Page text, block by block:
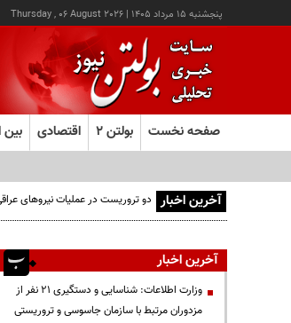
پنجشنبه ۱۵ مرداد ۱۴۰۵ |
Thursday , 06 August 2026
صفحه نخست بولتن ۲ اقتصادی بین
آخرین اخبار دو تروریست در عملیات نیروهای
آخرین اخبار
وزارت اطلاعات: شناسایی و دستگیری ۲۱ نفر از
مزدوران مرتبط با سازمان جاسوسی و تروریستی